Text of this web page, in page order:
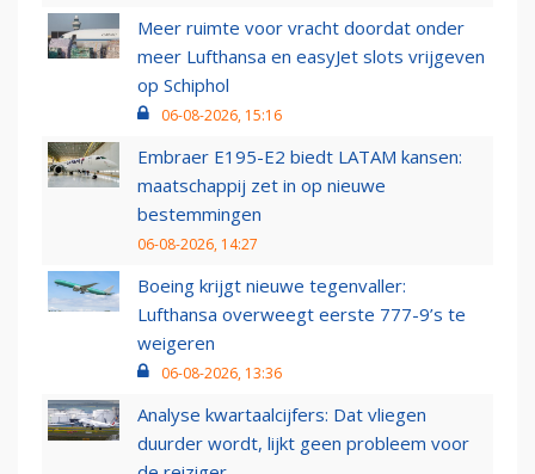
Meer ruimte voor vracht doordat onder
meer Lufthansa en easyJet slots vrijgeven
op Schiphol
06-08-2026, 15:16
Embraer E195-E2 biedt LATAM kansen:
maatschappij zet in op nieuwe
bestemmingen
06-08-2026, 14:27
Boeing krijgt nieuwe tegenvaller:
Lufthansa overweegt eerste 777-9’s te
weigeren
06-08-2026, 13:36
Analyse kwartaalcijfers: Dat vliegen
duurder wordt, lijkt geen probleem voor